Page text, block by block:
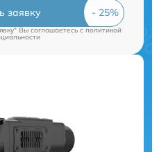
заявку
Вы соглашаетесь cполитикой